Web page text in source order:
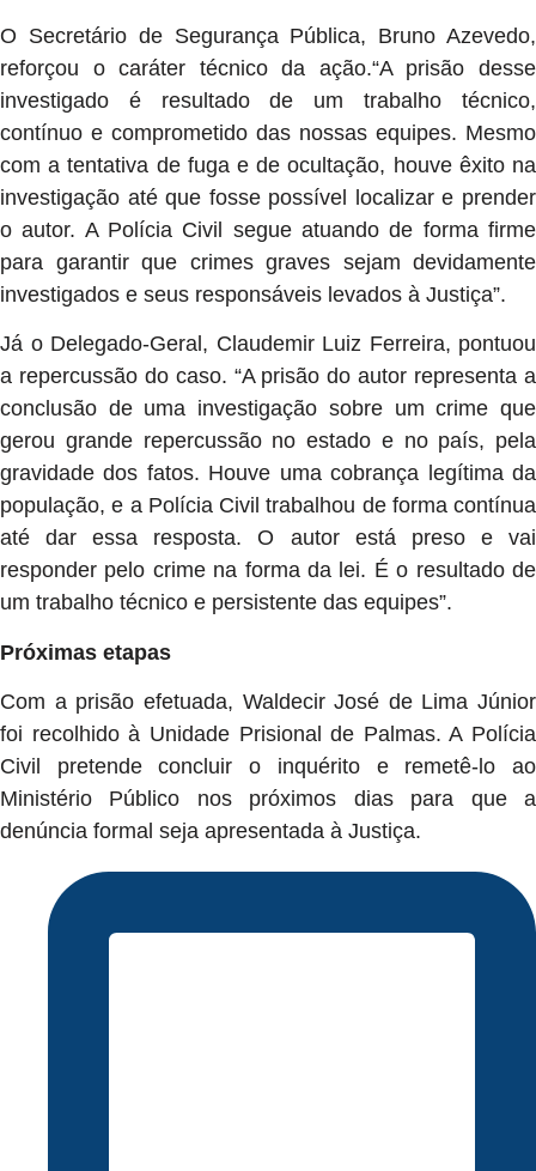
O Secretário de Segurança Pública, Bruno Azevedo,
reforçou o caráter técnico da ação.“A prisão desse
investigado é resultado de um trabalho técnico,
contínuo e comprometido das nossas equipes. Mesmo
com a tentativa de fuga e de ocultação, houve êxito na
investigação até que fosse possível localizar e prender
o autor. A Polícia Civil segue atuando de forma firme
para garantir que crimes graves sejam devidamente
investigados e seus responsáveis levados à Justiça”.
Já o Delegado-Geral, Claudemir Luiz Ferreira, pontuou
a repercussão do caso. “A prisão do autor representa a
conclusão de uma investigação sobre um crime que
gerou grande repercussão no estado e no país, pela
gravidade dos fatos. Houve uma cobrança legítima da
população, e a Polícia Civil trabalhou de forma contínua
até dar essa resposta. O autor está preso e vai
responder pelo crime na forma da lei. É o resultado de
um trabalho técnico e persistente das equipes”.
Próximas etapas
Com a prisão efetuada, Waldecir José de Lima Júnior
foi recolhido à Unidade Prisional de Palmas. A Polícia
Civil pretende concluir o inquérito e remetê-lo ao
Ministério Público nos próximos dias para que a
denúncia formal seja apresentada à Justiça.